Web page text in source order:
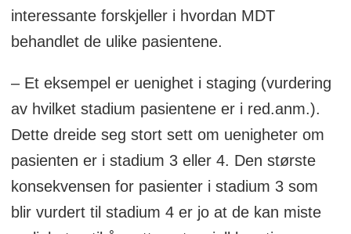
interessante forskjeller i hvordan MDT
behandlet de ulike pasientene.
– Et eksempel er uenighet i staging (vurdering
av hvilket stadium pasientene er i red.anm.).
Dette dreide seg stort sett om uenigheter om
pasienten er i stadium 3 eller 4. Den største
konsekvensen for pasienter i stadium 3 som
blir vurdert til stadium 4 er jo at de kan miste